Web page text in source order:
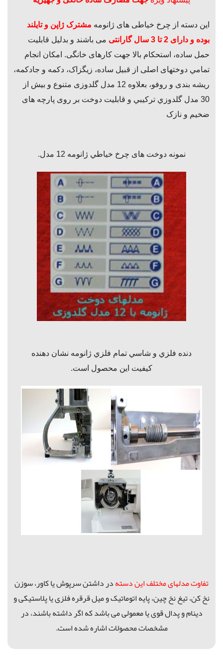
این دسته از چرخ خیاطی های ژانومه مشترک ژاپن و تایلند
بوده و دارای 2 تا 3 سال گارانتی
می باشند و بدليل قابليت
حمل ساده، استحکام بالا جهت کارهای خانگی. امكان انجام
تمامي دوختهای اصلی از قبیل ساده، زیگزاک، دکمه و جادکمه،
ریشه بندی و روفو، بعلاوه 12 مدل گلدوزی متنوع و بيش از
30 مدل گلدوزي تركيبي و قابلیت دوخت بر روی پارچه های
ضخیم و نازک
نمونه دوخت های چرخ خياطي ژانومه 12 مدل.
دنده فلزي و شاسي تمام فلزي ژانومه نشان دهنده
كيفيت اين محصول است.
تفاوت مدلهای مختلف این دستهدر داشتن سرپوش یا کاور، سوزن
نخ کن، تیغ نخ چین، پایه اتوماتیک و میل قرقره فلزی یا پلاستیکی و
دینام و پدال قوی یا معمولی می باشد که اگر داشته باشند، در
مشخصات محصولات اشاره شده است.